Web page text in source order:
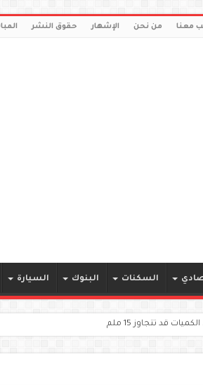
معنا من نحن الإشهار حقوق النشر
السكنات البنوك السيارة